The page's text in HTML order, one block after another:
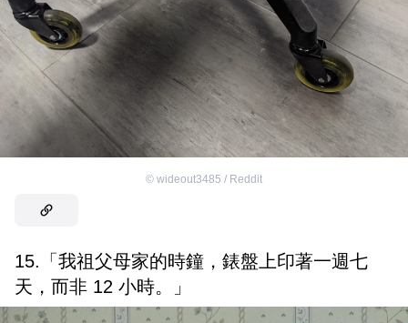
© wideout3485 / Reddit
15.「我祖父母家的時鐘，錶盤上印著一週七
天，而非 12 小時。」